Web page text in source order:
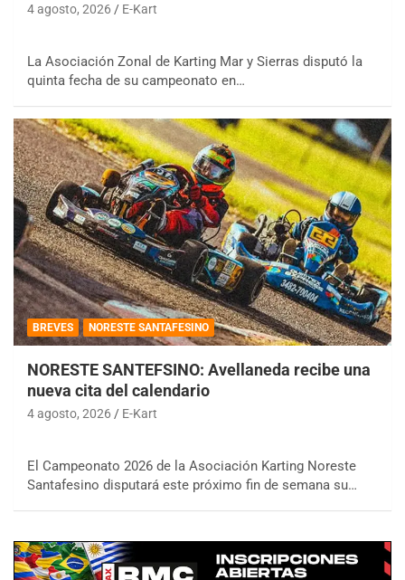
4 agosto, 2026 E-Kart
La Asociación Zonal de Karting Mar y Sierras disputó la
quinta fecha de su campeonato en…
BREVES NORESTE SANTAFESINO
NORESTE SANTEFSINO: Avellaneda recibe una
nueva cita del calendario
4 agosto, 2026 E-Kart
El Campeonato 2026 de la Asociación Karting Noreste
Santafesino disputará este próximo fin de semana su…